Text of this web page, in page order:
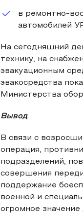
в ремонтно-
автомобилей
На сегодняшний
технику, на
эвакуационным
эвакосредства
Министерства
Вывод
В связи с
операция,
подразделений,
совершения
поддержание
военной и
огромное